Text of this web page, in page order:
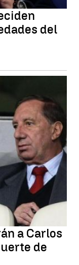
del
a Carlos
de